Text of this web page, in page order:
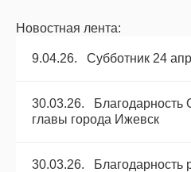
Новостная лента:
9.04.26. Субботник 24
30.03.26.
главы города Ижевск
30.03.26. Благодарность